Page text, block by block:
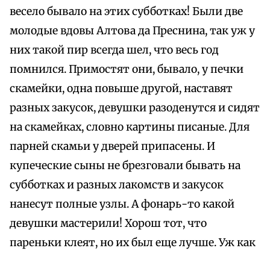
весело бывало на этих субботках! Были две
молодые вдовы Алтова да Преснина, так уж у
них такой пир всегда шел, что весь год
помнился. Примостят они, бывало, у печки
скамейки, одна повыше другой, наставят
разных закусок, девушки разоденутся и сидят
на скамейках, словно картины писаные. Для
парней скамьи у дверей припасены. И
купеческие сыны не брезговали бывать на
субботках и разных лакомств и закусок
нанесут полные узлы. А фонарь-то какой
девушки мастерили! Хорош тот, что
пареньки клеят, но их был еще лучше. Уж как